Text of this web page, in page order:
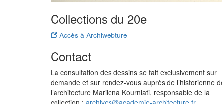
Collections du 20e
Accès à Archiwebture
Contact
La consultation des dessins se fait exclusivement sur
demande et sur rendez-vous auprès de l’historienne
l’architecture Marilena Kourniati, responsable de la
collection : archives@academie-architecture.fr